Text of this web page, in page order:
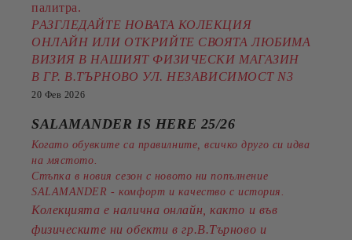
палитра.
РАЗГЛЕДАЙТЕ НОВАТА КОЛЕКЦИЯ
ОНЛАЙН ИЛИ ОТКРИЙТЕ СВОЯТА ЛЮБИМА
ВИЗИЯ В НАШИЯТ ФИЗИЧЕСКИ МАГАЗИН
В ГР. В.ТЪРНОВО УЛ. НЕЗАВИСИМОСТ N3
20 Фев 2026
SALAMANDER IS HERE 25/26
Когато обувките са правилните, всичко друго си идва
на мястото.
Стъпка в новия сезон с новото ни попълнение
SALAMANDER - комфорт и качество с история.
Колекцията е налична онлайн, както и във
физическите ни обекти в гр.В.Търново и